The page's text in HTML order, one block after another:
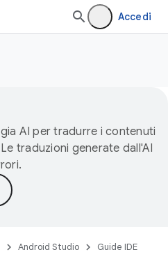
Accedi
AI per tradurre i contenuti
traduzioni generate dall'AI
Android Studio Guide IDE